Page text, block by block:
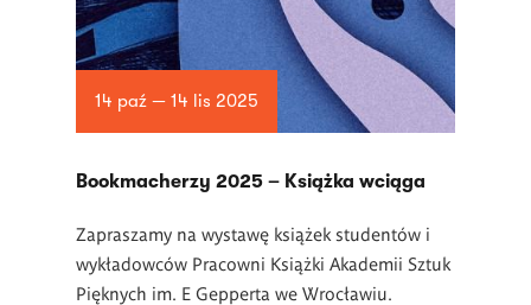
14 paź — 14 lis 2025
Bookmacherzy 2025 – Książka wciąga
Zapraszamy na wystawę książek studentów i
wykładowców Pracowni Książki Akademii Sztuk
Pięknych im. E Gepperta we Wrocławiu.